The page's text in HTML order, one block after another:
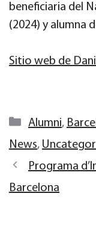
beneficiaria del
(2024) y alumna
Sitio web de
Categories
Alumni,
News,
Programa
Barcelona